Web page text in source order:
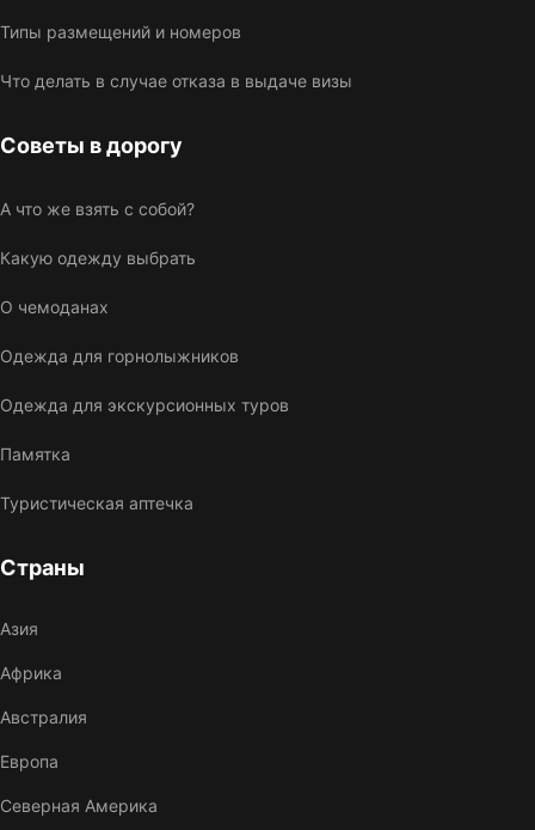
Типы размещений и номеров
Что делать в случае отказа в выдаче визы
Советы в дорогу
А что же взять с собой?
Какую одежду выбрать
О чемоданах
Одежда для горнолыжников
Одежда для экскурсионных туров
Памятка
Туристическая аптечка
Страны
Азия
Африка
Австралия
Европа
Северная Америка